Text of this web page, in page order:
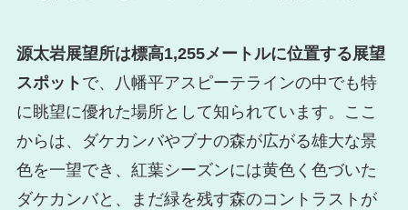
源太岩展望所は標高1,255メートルに位置する展望
スポット で、八幡平アスピーテラインの中でも特
に眺望に優れた場所として知られています。ここ
からは、ダケカンバやブナの森が広がる雄大な景
色を一望でき、紅葉シーズンには黄色く色づいた
ダケカンバと、まだ緑を残す森のコントラストが